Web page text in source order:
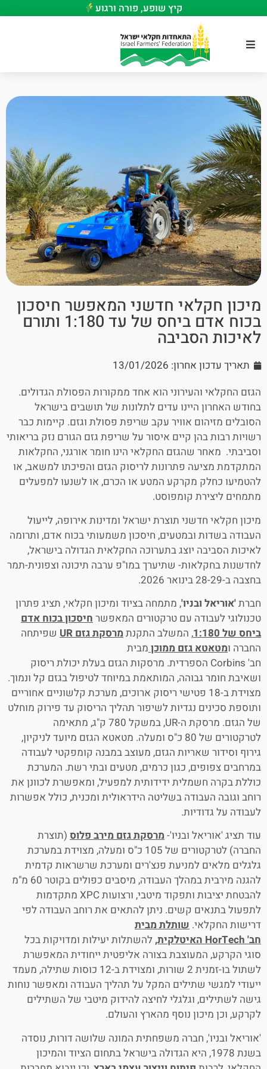
קיץ שופע, פורה ורגוע
מיכון חקלאי חדשני המאפשר חיסכון
בכוח אדם ביחס של עד 1:180 ותורם
לאיכות הסביבה
תאריך עדכון אחרון: 13/01/2026
הגזם החקלאי והעירוני הוא אחד ממקורות הפסולת הגדולים.
בחודש האחרון היינו עדים לתלונות של תושבים בישראל
הסובלים מזיהום אוויר עקב שריפת פסולת וגזם. קיימות כבר
רשויות רבות בהן קיים איסור על שריפת גזם הגורם נזק בריאותי
וסביבתי. מאחר שהגזם החקלאי הינו חומר אורגני, החקלאות
המתקדמת מציעה פתרונות לריסוק הגזם והפיכתו למשאב, או
להטמיעו כחלק מקרקע המטע או הכרם, או לשנעו למפעלים
מתמחים ליצירת קומפוסט.
מיכון חקלאי חדשני תוצרת ישראל ומדינות אירופה, לייעול
העבודה בשדות ובמטעים, חיסכון משמעותי בכוח אדם, ותרומה
לאיכות הסביבה יוצג בתערוכה החקלאית הגדולה בישראל,
לחדשנות בחקלאות- שתיערך במו"פ ערבה תיכונה וצפונית-תמר
בחצבה ב-28-29 בינואר 2026.
חברת'אוריאל ובניו', מתמחה בציוד ומיכון חקלאי, תציג פתרון
טכנולוגי לעבודה עם טרקטורים המאפשר חיסכון בכוח אדם
ביחס של 1:180
, המשלב התקנתמרסקת גזם UR שפיתחה
החברה ומטאטא גזם ממוכן מבית
חב' Corbins הספרדית. מרסקות הגזם בעלת יכולת ריסוק
ושאיבת חומר גבוהה, המותאמת במיוחד לטיפול בגזם קל ונמוך.
מצוידת ב-18 פטישי ריסוק ארוכים, מערכת קלשוניים אחוריים
ותוספת סכינים נגדיות לשיפור תהליך הריסוק עד פירוק מוחלט
של הגזם. מרסקת ה-UR, במשקל 780 ק"ג, מתאימה
לטרקטורים של 80 כ"ס ומעלה. מטאטא הגזם מיועד לניקיון,
גירוף וסידור שאריות הגזם, מעוצב במבנה קומפקטי לעבודה
במרחבים צפופים, כגון כרמים, מטעים ובתי רשת. המערכת
כוללת בקרה חשמלית ידידותית למפעיל, ומאפשרת לכוונן את
רוחב וגובה העבודה בשליטה הידראולית ומכנית, כולל אפשרות
לעבודה על גדודיות.
עוד תציג 'אוריאל ובניו'-מרסקת גזם מירב פלוס (תוצרת
החברה) לטרקטורים של 105 כ"ס ומעלה, מצוידת במערכת
גלגלים מלאים למניעת פנצ'רים ומערכת שרשראות קדמית
להגנה מירבית במהלך העבודה, מיסבים כפולים בקוטר 60 מ"מ
להבטחת יציבות ותפקוד מיטבי, ורצועות XPC מתקדמות
לתפעול בתנאים קשים. ניתן להתאים את רוחב העבודה לפי
דרישות החקלאי. שותלת מבית
חב'HorTechהאיטלקית, להשתלות יעילות ומדויקות בכל
סוגי הקרקע, המעוצבת בצורה אליפטית ייחודית המאפשרת
לשתול בו-זמנית 2 שורות, ומצוידת ב-12 כוסות שתילה, מעמד
ייעודי למגשי שתילים המקל על תהליך העבודה ומאפשר נוחות
גישה לשתילים, וגלגלי לחיצה להידוק מיטבי של השתילים
לקרקע, וכן מיכון נוסף מהארץ והעולם.
'אוריאל ובניו', חברה משפחתית המונה שלושה דורות, נוסדה
בשנת 1978, היא הגדולה בישראל בתחום הציוד והמיכון